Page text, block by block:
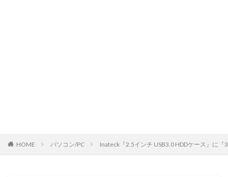
HOME パソコン/PC Inateck『2.5インチ USB3.0 HDDケース』に